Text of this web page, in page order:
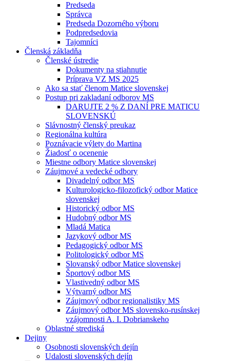
Predseda
Správca
Predseda Dozorného výboru
Podpredsedovia
Tajomníci
Členská základňa
Členské ústredie
Dokumenty na stiahnutie
Príprava VZ MS 2025
Ako sa stať členom Matice slovenskej
Postup pri zakladaní odborov MS
DARUJTE 2 % Z DANÍ PRE MATICU
SLOVENSKÚ
Slávnostný členský preukaz
Regionálna kultúra
Poznávacie výlety do Martina
Žiadosť o ocenenie
Miestne odbory Matice slovenskej
Záujmové a vedecké odbory
Divadelný odbor MS
Kulturologicko-filozofický odbor Matice
slovenskej
Historický odbor MS
Hudobný odbor MS
Mladá Matica
Jazykový odbor MS
Pedagogický odbor MS
Politologický odbor MS
Slovanský odbor Matice slovenskej
Športový odbor MS
Vlastivedný odbor MS
Výtvarný odbor MS
Záujmový odbor regionalistiky MS
Záujmový odbor MS slovensko-rusínskej
vzájomnosti A. I. Dobrianskeho
Oblastné strediská
Dejiny
Osobnosti slovenských dejín
Udalosti slovenských dejín